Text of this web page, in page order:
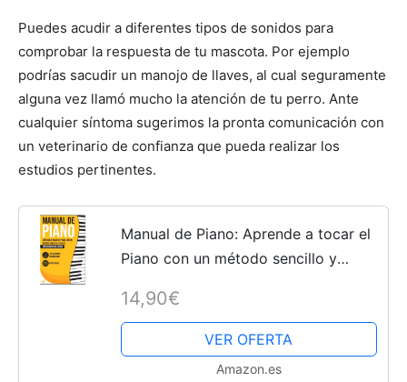
de
Cachorros
Puedes acudir a diferentes tipos de sonidos para
comprobar la respuesta de tu mascota. Por ejemplo
podrías sacudir un manojo de llaves, al cual seguramente
alguna vez llamó mucho la atención de tu perro. Ante
cualquier síntoma sugerimos la pronta comunicación con
un veterinario de confianza que pueda realizar los
estudios pertinentes.
Manual de Piano: Aprende a tocar el
Piano con un método sencillo y
Ejercicios progresivos + Partituras
14,90€
VER OFERTA
Amazon.es